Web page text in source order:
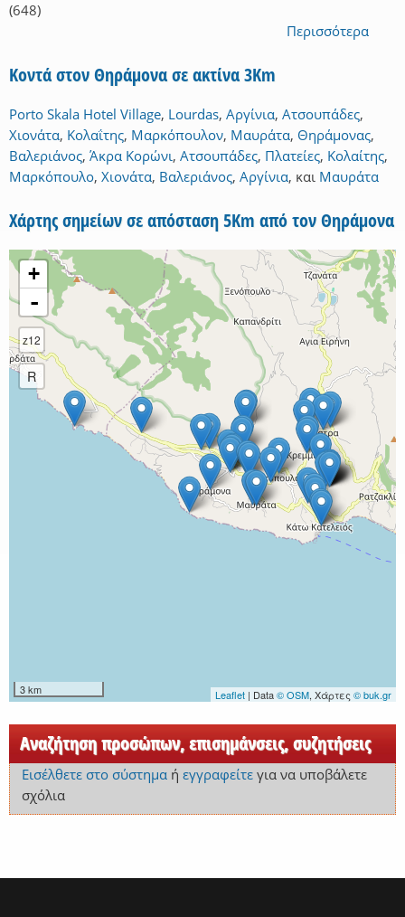
(648)
Περισσότερα
Κοντά στον Θηράμονα σε ακτίνα 3Km
Porto Skala Hotel Village, Lourdas, Αργίνια, Ατσουπάδες,
Χιονάτα, Κολαΐτης, Μαρκόπουλον, Μαυράτα, Θηράμονας,
Βαλεριάνος, Άκρα Κορώνι, Ατσουπάδες, Πλατείες, Κολαίτης,
Μαρκόπουλο, Χιονάτα, Βαλεριάνος, Αργίνια, και Μαυράτα
Χάρτης σημείων σε απόσταση 5Km από τον Θηράμονα
+
-
z12
R
3 km Leaflet | Data© OSM, Χάρτες © buk.gr
Αναζήτηση προσώπων, επισημάνσεις, συζητήσεις
Εισέλθετε στο σύστημαή εγγραφείτεγια να υποβάλετε
σχόλια